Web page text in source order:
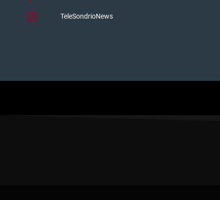
TeleSondrioNews